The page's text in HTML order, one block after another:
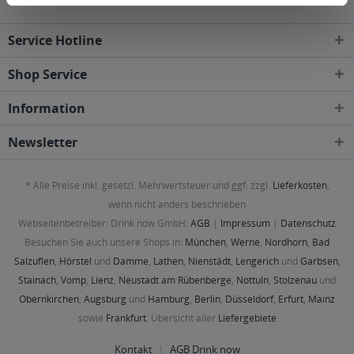
Service Hotline
Shop Service
Information
Newsletter
* Alle Preise inkl. gesetzl. Mehrwertsteuer und ggf. zzgl. Lieferkosten,
wenn nicht anders beschrieben
Webseitenbetreiber: Drink now GmbH: AGB | Impressum | Datenschutz
Besuchen Sie auch unsere Shops in: München, Werne, Nordhorn, Bad
Salzuflen, Hörstel und Damme, Lathen, Nienstädt, Lengerichund Garbsen,
Stainach, Vomp, Lienz, Neustadt am Rübenberge, Nottuln, Stolzenau und
Obernkirchen, Augsburg und Hamburg, Berlin, Düsseldorf, Erfurt, Mainz
sowie Frankfurt. Übersicht aller Liefergebiete
Kontakt AGB Drink now